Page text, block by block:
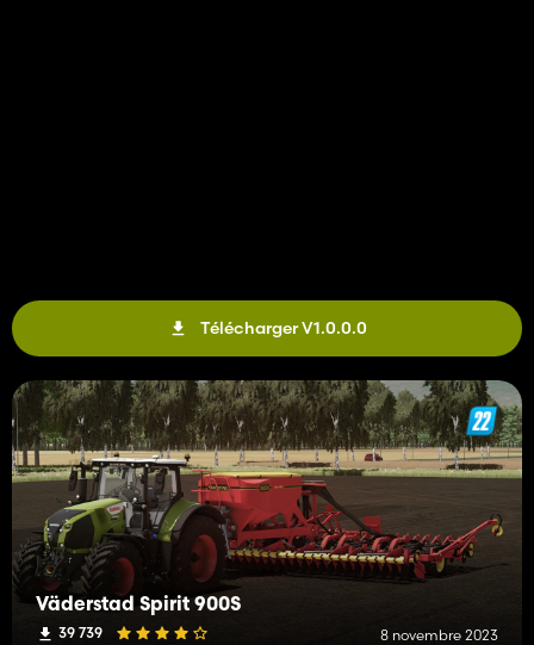
Télécharger V1.0.0.0
Väderstad Spirit 900S
39 739 8 novembre 2023